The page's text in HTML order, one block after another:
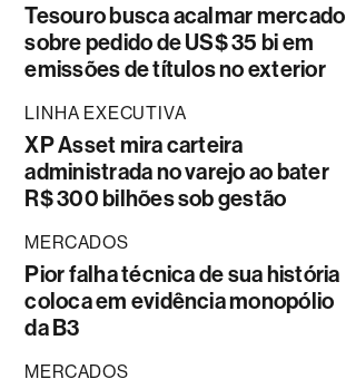
Tesouro busca acalmar mercado
sobre pedido de US$ 35 bi em
emissões de títulos no exterior
LINHA EXECUTIVA
XP Asset mira carteira
administrada no varejo ao bater
R$ 300 bilhões sob gestão
MERCADOS
Pior falha técnica de sua história
coloca em evidência monopólio
da B3
MERCADOS